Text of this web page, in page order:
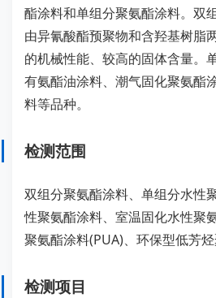
酯涂料和单组分聚氨酯涂料。双
由异氰酸酯预聚物和含羟基树脂
的机械性能、较高的固体含量。
有氨酯油涂料、潮气固化聚氨酯
料等品种。
检测范围
双组分聚氨酯涂料、单组分水性
性聚氨酯涂料、室温固化水性聚
聚氨酯涂料(PUA)、环保型低芳
检测项目